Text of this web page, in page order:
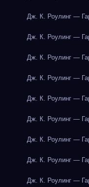
Дж. К. Роулинг —
Дж. К. Роулинг —
Дж. К. Роулинг —
Дж. К. Роулинг —
Дж. К. Роулинг —
Дж. К. Роулинг —
Дж. К. Роулинг —
Дж. К. Роулинг —
Дж. К. Роулинг —